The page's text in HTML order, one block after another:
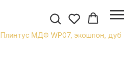
Плинтус МДФ WP07, экошпон, дуб